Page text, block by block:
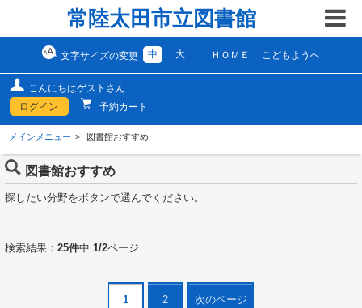
常陸太田市立図書館
文字サイズの変更 中 大 ＨＯＭＥ こどもようへ
こんにちはゲストさん
ログイン
予約カート
メインメニュー 図書館おすすめ
図書館おすすめ
探したい分野をボタンで選んでください。
検索結果：25件中1/2ページ
1 2 次のページ